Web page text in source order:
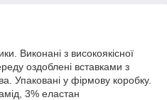
Виконані з високоякісної
оздоблені вставками з
Упаковані у фірмову коробку.
3% еластан